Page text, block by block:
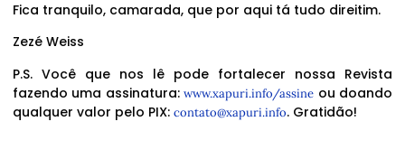
Fica tranquilo, camarada, que por aqui tá tudo direitim.
Zezé Weiss
P.S. Você que nos lê pode fortalecer nossa Revista
fazendo uma assinatura:www.xapuri.info/assine ou doando
qualquer valor pelo PIX: contato@xapuri.info. Gratidão!